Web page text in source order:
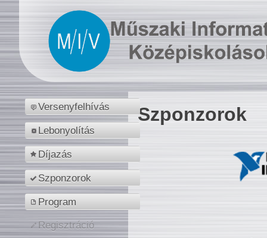
Versenyfelhívás
Lebonyolítás
Díjazás
Szponzorok
Program
Regisztráció
Szponzorok